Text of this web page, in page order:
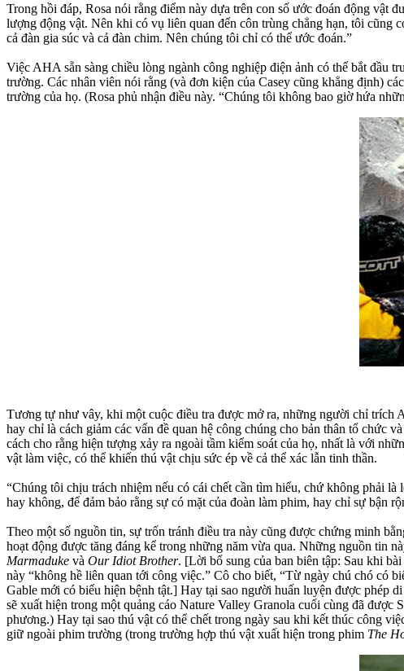
Trong hồi đáp, Rosa nói rằng điểm này dựa trên con số ước đoán động vật
lượng động vật. Nên khi có vụ liên quan đến côn trùng chẳng hạn, tôi cũng
cả đàn gia súc và cả đàn chim. Nên chúng tôi chỉ có thể ước đoán.”
Việc AHA sẵn sàng chiều lòng ngành công nghiệp điện ảnh có thể bắt
trường. Các nhân viên nói rằng (và đơn kiện của Casey cũng khẳng định)
trường của họ. (Rosa phủ nhận điều này. “Chúng tôi không bao giờ hứa
Tương tự như vây, khi một cuộc điều tra được mở ra, những người chỉ trích
hay chỉ là cách giảm các vấn đề quan hệ công chúng cho bản thân tổ chức
cách cho rằng hiện tượng xảy ra ngoài tầm kiểm soát của họ, nhất là với
vật làm việc, có thể khiến thú vật chịu sức ép về cả thể xác lẫn tinh thần.
“Chúng tôi chịu trách nhiệm nếu có cái chết cần tìm hiểu, chứ không phải
hay không, để đảm bảo rằng sự có mặt của đoàn làm phim, hay chỉ sự bận
Theo một số nguồn tin, sự trốn tránh điều tra này cũng được chứng minh
hoạt động được tăng đáng kể trong những năm vừa qua. Những nguồn tin
Marmaduke và Our Idiot Brother. [Lời bổ sung của ban biên tập: Sau khi
này “không hề liên quan tới công việc.” Cô cho biết, “Từ ngày chú chó có
Gable mới có biểu hiện bệnh tật.] Hay tại sao người huấn luyện được phép
sẽ xuất hiện trong một quảng cáo Nature Valley Granola cuối cùng đã
phương.) Hay tại sao thú vật có thể chết trong ngày sau khi kết thúc công
giữ ngoài phim trường (trong trường hợp thú vật xuất hiện trong phim The